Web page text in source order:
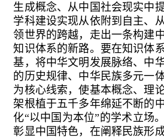
生成概念、从中国社会现实中
学科建设实现从依附到自主、
领世界的跨越，走出一条构建
知识体系的新路。要在知识体
基，将中华文明发展脉络、中
的历史规律、中华民族多元一
为核心线索，使基本概念、理
架根植于五千多年绵延不断的
化“以中国为本位”的学术立场
彰显中国特色，在阐释民族形